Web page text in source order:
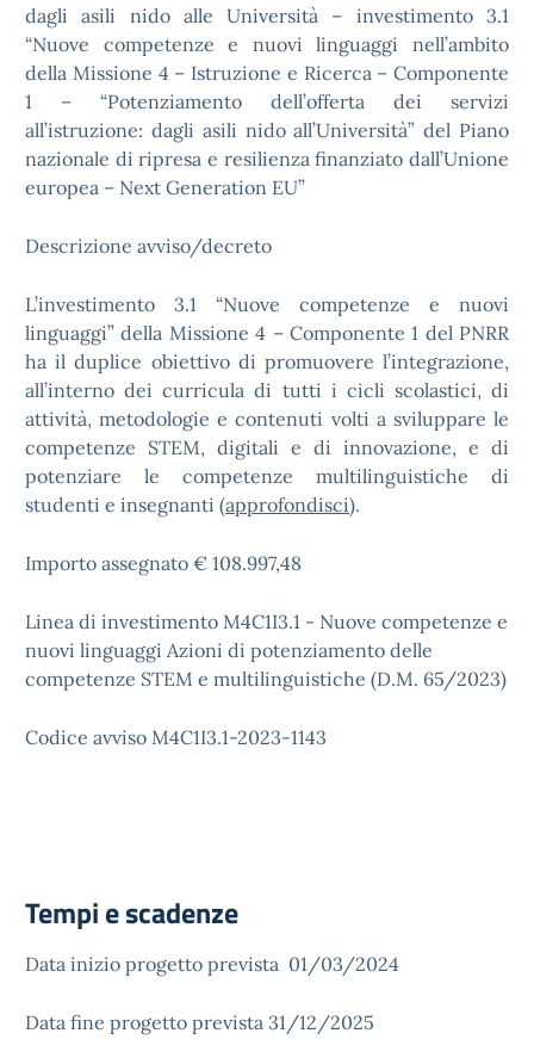
dagli asili nido alle Università – investimento 3.1
“Nuove competenze e nuovi linguaggi nell’ambito
della Missione 4 – Istruzione e Ricerca – Componente
1 – “Potenziamento dell’offerta dei servizi
all’istruzione: dagli asili nido all’Università” del Piano
nazionale di ripresa e resilienza finanziato dall’Unione
europea – Next Generation EU”
Descrizione avviso/decreto
L’investimento 3.1 “Nuove competenze e nuovi
linguaggi” della Missione 4 – Componente 1 del PNRR
ha il duplice obiettivo di promuovere l’integrazione,
all’interno dei curricula di tutti i cicli scolastici, di
attività, metodologie e contenuti volti a sviluppare le
competenze STEM, digitali e di innovazione, e di
potenziare le competenze multilinguistiche di
studenti e insegnanti (approfondisci).
Importo assegnato € 108.997,48
Linea di investimento M4C1I3.1 - Nuove competenze e
nuovi linguaggi Azioni di potenziamento delle
competenze STEM e multilinguistiche (D.M. 65/2023)
Codice avviso M4C1I3.1-2023-1143
Tempi e scadenze
Data inizio progetto prevista 01/03/2024
Data fine progetto prevista 31/12/2025